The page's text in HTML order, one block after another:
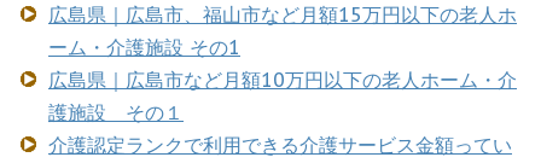
広島県｜広島市、福山市など月額15万円以下の老人ホ
ーム・介護施設 その1
広島県｜広島市など月額10万円以下の老人ホーム・介
護施設 その１
介護認定ランクで利用できる介護サービス金額ってい